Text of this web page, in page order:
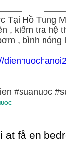
Tại Hồ Tùng
, kiểm tra hệ
, bình nóng
#suanuoc
at få en